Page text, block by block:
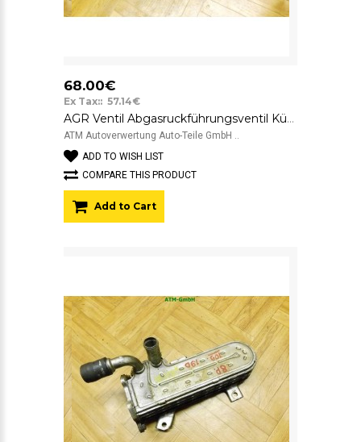
68.00€
Ex Tax:: 57.14€
AGR Ventil Abgasruckführungsventil Kühler Audi A3 8P 03G131512G
ATM Autoverwertung Auto-Teile GmbH ..
ADD TO WISH LIST
COMPARE THIS PRODUCT
Add to Cart